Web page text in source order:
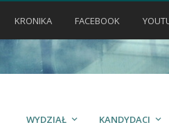
KRONIKA FACEBOOK
WYDZIAŁ KANDYDACI